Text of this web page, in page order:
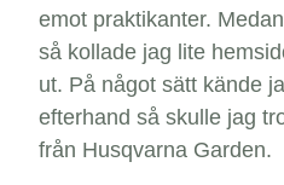
emot praktikanter.
så kollade jag lite
ut. På något sätt kände
efterhand så skulle jag
från Husqvarna Garden.